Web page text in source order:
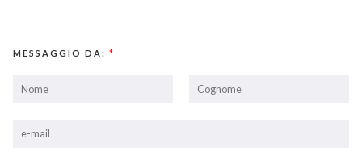
MESSAGGIO DA: *